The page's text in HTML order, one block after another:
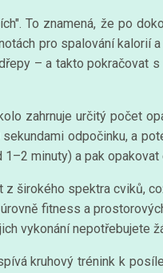
To znamená, že po
pro spalování kalorií
– a takto pokračovat
zahrnuje určitý počet
odpočinku, a
minuty) a pak
širokého spektra cviků,
fitness a
vykonání nepotřebujete
kruhový trénink k